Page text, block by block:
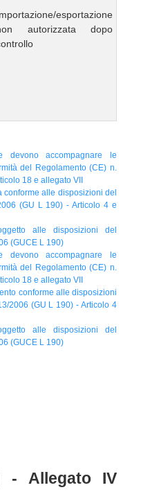
esportazione
autorizzata dopo
accompagnare le
del Regolamento (CE) n.
18 e allegato VII
conforme alle disposizioni del
(GU L 190) - Articolo 4 e
alle disposizioni del
(GUCE L 190)
accompagnare le
del Regolamento (CE) n.
18 e allegato VII
conforme alle disposizioni
2006 (GU L 190) - Articolo 4
alle disposizioni del
(GUCE L 190)
- Allegato IV